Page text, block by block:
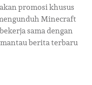
promosi khusus
Minecraft
sama dengan
berita terbaru